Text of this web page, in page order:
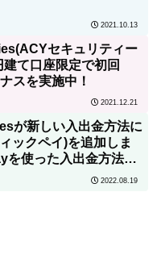
2021.10.13
セキュリティー
建て口座限定で初回
スを実施中！
2021.12.21
が新しい入出金方法に
ックペイ)を追加しま
を使った入出金方法に
2022.08.19